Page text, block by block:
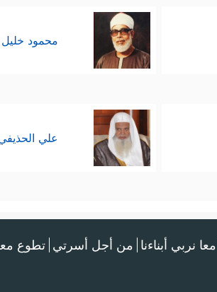
محمود
علي
معا نربي أبناءنا من أجل أسرتي تطوع